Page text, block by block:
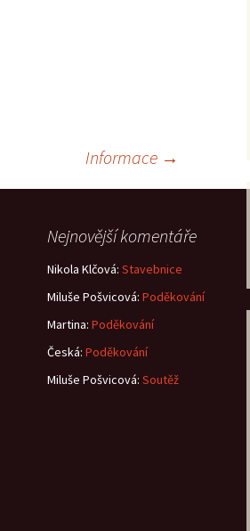
Informace →
Nejnovější komentáře
Nikola Klčová: Stavebnice
Miluše Pošvicová: Poděkování
Martina: Poděkování
Česká: Poděkování
Miluše Pošvicová: Soutěž